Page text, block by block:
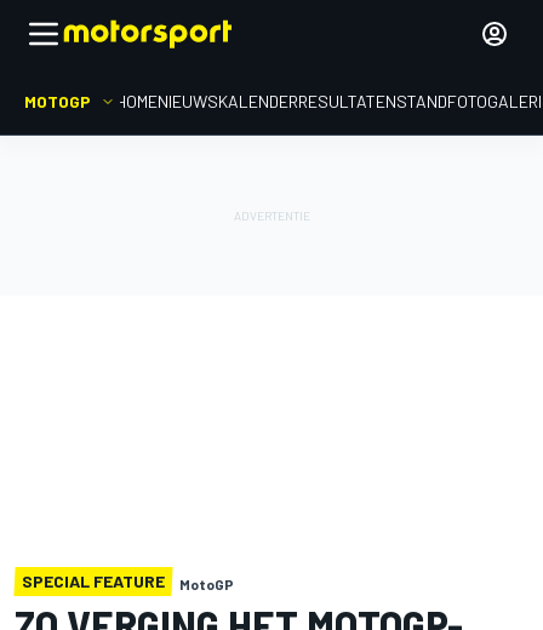
MOTOGP HOMENIEUWSKALENDERRESULTATENSTAND
SPECIAL FEATURE MotoGP